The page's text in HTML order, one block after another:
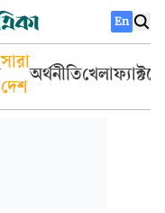
En
সারা
দেশ
অর্থনীতিখেলা